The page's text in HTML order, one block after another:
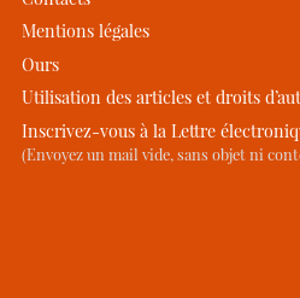
Mentions légales
Ours
Utilisation des articles et droits
Inscrivez-vous à la Lettre
(Envoyez un mail vide, sans objet ni